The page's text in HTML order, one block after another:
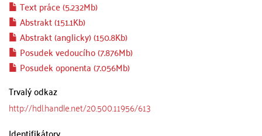
Text práce (5.232Mb)
Abstrakt (151.1Kb)
Abstrakt (anglicky) (150.8Kb)
Posudek vedoucího (7.876Mb)
Posudek oponenta (7.056Mb)
Trvalý odkaz
http://hdl.handle.net/20.500.11956/613